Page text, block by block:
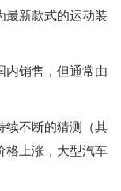
最新款式的运动装
内销售，但通常由
续不断的猜测（其
格上涨，大型汽车